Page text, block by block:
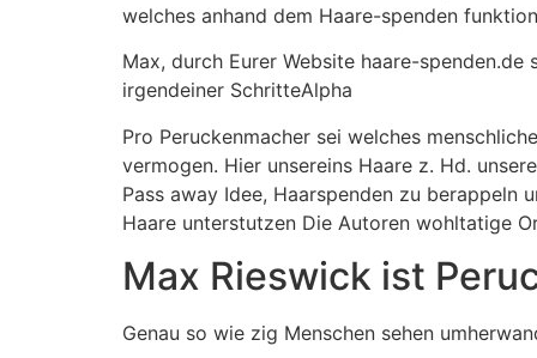
welches anhand dem Haare-spenden
Max, durch Eurer Website haare-
irgendeiner SchritteAlpha
Pro Peruckenmacher sei welches
vermogen. Hier unsereins Haare z. Hd.
Pass away Idee, Haarspenden zu berappeln
Haare unterstutzen Die Autoren wohltatige
Max Rieswick ist
Genau so wie zig Menschen sehen